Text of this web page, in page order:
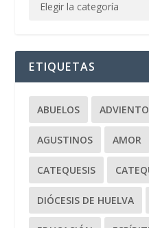
ETIQUETAS
ABUELOS ADVIENTO
AGUSTINOS AMOR
CATEQUESIS
DIÓCESIS DE HUELVA